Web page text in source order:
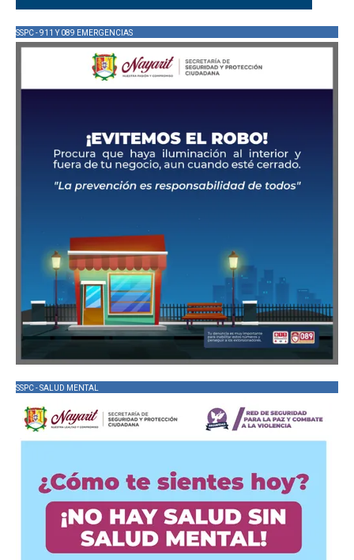
SSPC - 911 Y 089 EMERGENCIAS
SSPC - SALUD MENTAL